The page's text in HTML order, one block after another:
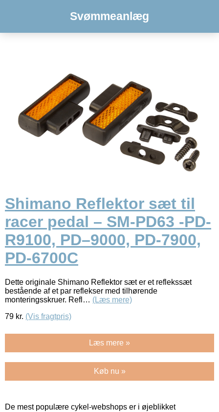
Svømmeanlæg
Shimano Reflektor sæt til
racer pedal – SM-PD63 -PD-
R9100, PD–9000, PD-7900,
PD-6700C
Dette originale Shimano Reflektor sæt er et reflekssæt
bestående af et par reflekser med tilhørende
monteringsskruer. Refl… (Læs mere)
79 kr. (Vis fragtpris)
Læs mere »
Køb nu »
De mest populære cykel-webshops er i øjeblikket